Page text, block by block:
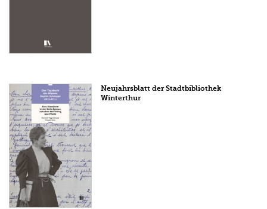
Neujahrsblatt der Stadtbibliothek
Winterthur